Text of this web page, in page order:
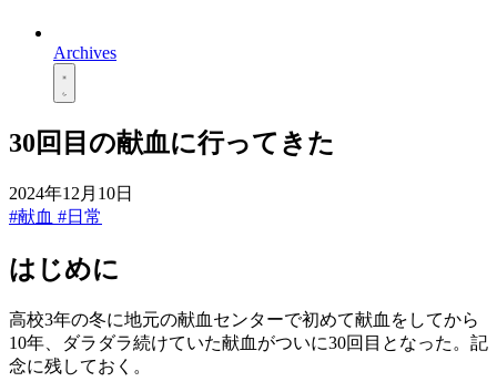
Archives
30回目の献血に行ってきた
2024年12月10日
#献血 #日常
はじめに
高校3年の冬に地元の献血センターで初めて献血をしてから
10年、ダラダラ続けていた献血がついに30回目となった。記
念に残しておく。